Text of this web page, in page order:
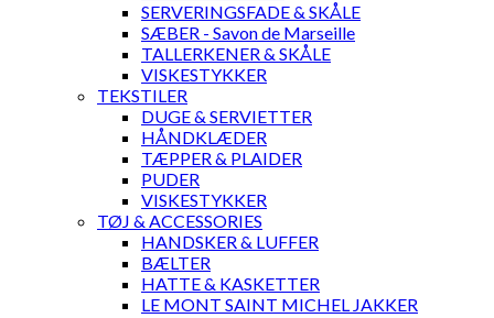
SERVERINGSFADE & SKÅLE
SÆBER - Savon de Marseille
TALLERKENER & SKÅLE
VISKESTYKKER
TEKSTILER
DUGE & SERVIETTER
HÅNDKLÆDER
TÆPPER & PLAIDER
PUDER
VISKESTYKKER
TØJ & ACCESSORIES
HANDSKER & LUFFER
BÆLTER
HATTE & KASKETTER
LE MONT SAINT MICHEL JAKKER